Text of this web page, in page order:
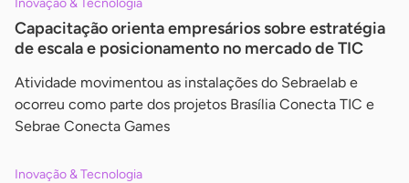
Capacitação orienta empresários sobre estratégia
de escala e posicionamento no mercado de TIC
Atividade movimentou as instalações do Sebraelab e
ocorreu como parte dos projetos Brasília Conecta TIC e
Sebrae Conecta Games
Inovação & Tecnologia